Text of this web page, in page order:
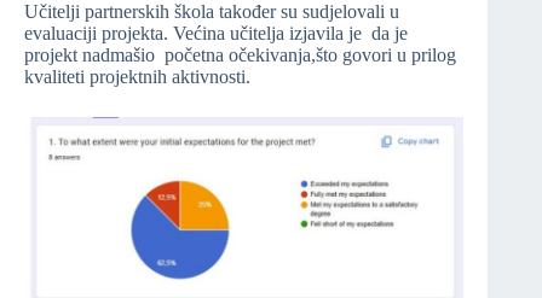
Učitelji partnerskih škola također su sudjelovali u
evaluaciji projekta. Većina učitelja izjavila je da je
projekt nadmašio početna očekivanja,što govori u prilog
kvaliteti projektnih aktivnosti.